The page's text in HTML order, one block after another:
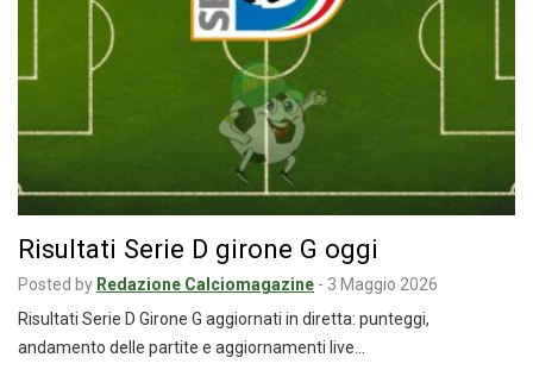
Risultati Serie D girone G oggi
Posted by Redazione Calciomagazine - 3 Maggio 2026
Risultati Serie D Girone G aggiornati in diretta: punteggi,
andamento delle partite e aggiornamenti live…